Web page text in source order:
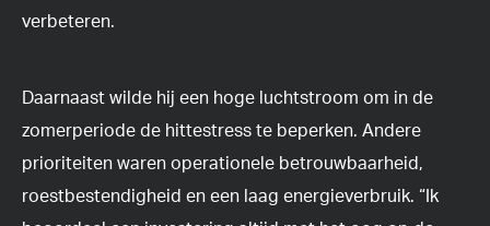
verbeteren.
Daarnaast wilde hij een hoge luchtstroom om in de
zomerperiode de hittestress te beperken. Andere
prioriteiten waren operationele betrouwbaarheid,
roestbestendigheid en een laag energieverbruik. “Ik